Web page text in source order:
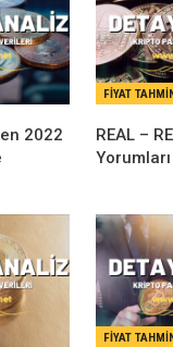
2022
FIYAT
REAL –
FIYAT